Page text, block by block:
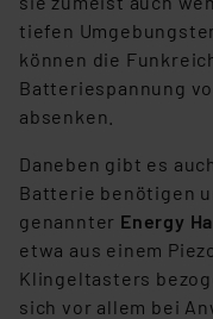
tiefen
können die
Batteriespannung
absenken.
Daneben gibt es
Batterie benötigen
genannter Energy
etwa aus einem
Klingeltasters
sich vor allem bei